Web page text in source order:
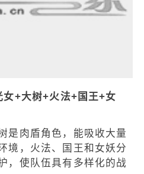
+大树+火法+国王+女
是肉盾角色，能吸收大量
境，火法、国王和女妖分
，使队伍具有多样化的战